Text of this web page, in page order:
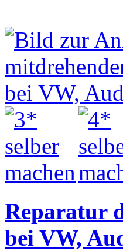
Reparatur
bei VW,